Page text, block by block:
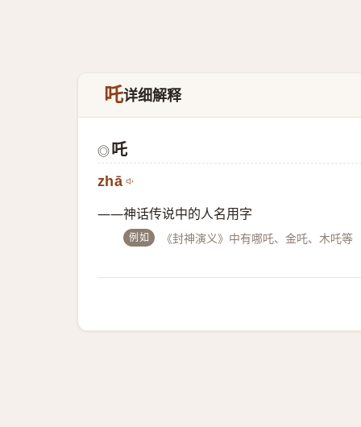
吒详细解释
◎吒
zhā
——神话传说中的人名用字
例如 《封神演义》中有哪吒、金吒、木吒等